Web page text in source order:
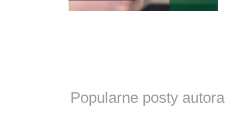
Popularne posty autora